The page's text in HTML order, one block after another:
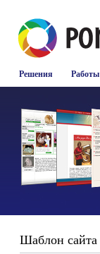
Решения Работы
Шаблон сайта